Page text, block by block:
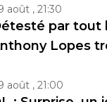
août , 21:30
par tout
Lopes
août , 21:00